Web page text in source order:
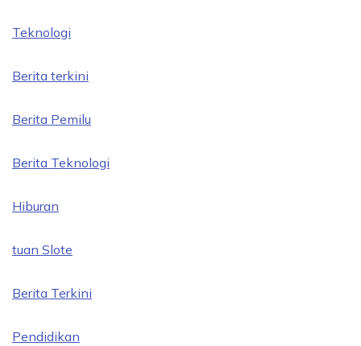
Teknologi
Berita terkini
Berita Pemilu
Berita Teknologi
Hiburan
tuan Slote
Berita Terkini
Pendidikan